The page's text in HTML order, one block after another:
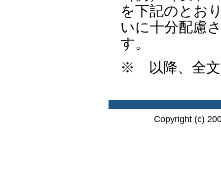
を下記のとお
いに十分配慮
す。
※ 以降、全文
Copyright (c)